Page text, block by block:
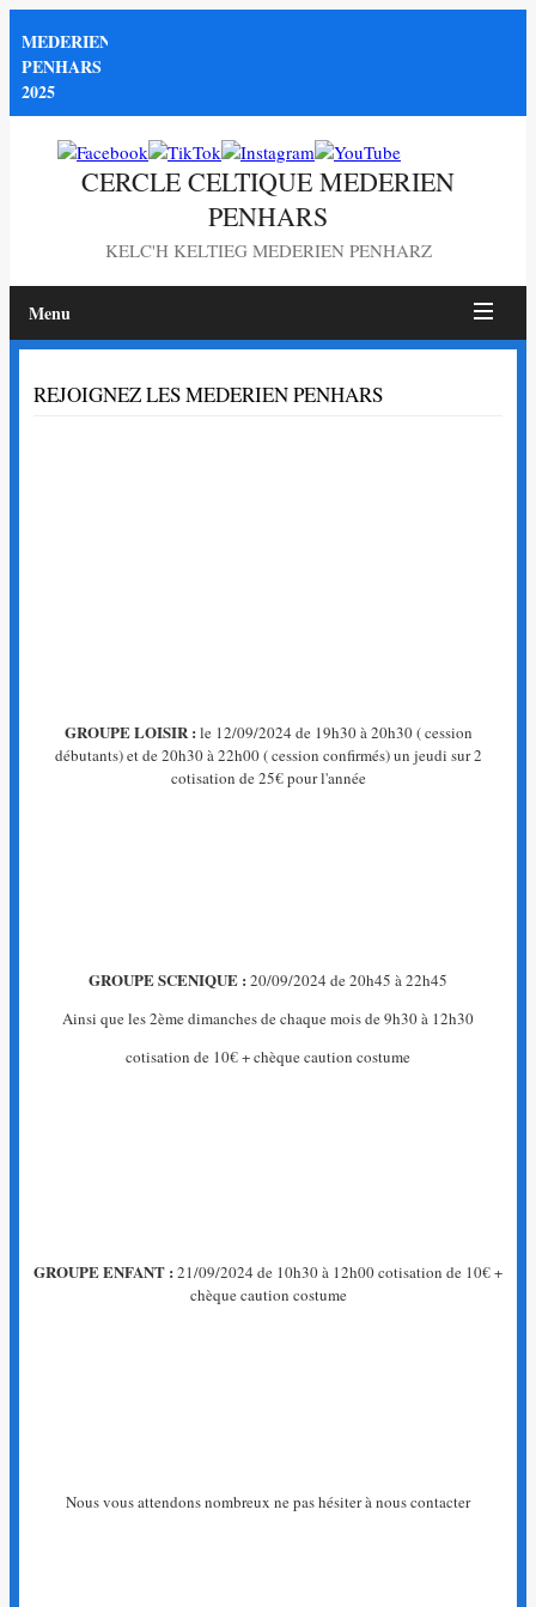
MEDERIEN
PENHARS
2025
CERCLE CELTIQUE MEDERIEN
PENHARS
KELC'H KELTIEG MEDERIEN PENHARZ
Menu
REJOIGNEZ LES MEDERIEN PENHARS
GROUPE LOISIR : le 12/09/2024 de 19h30 à 20h30 ( cession
débutants) et de 20h30 à 22h00 ( cession confirmés) un jeudi sur 2
cotisation de 25€ pour l'année
GROUPE SCENIQUE : 20/09/2024 de 20h45 à 22h45
Ainsi que les 2ème dimanches de chaque mois de 9h30 à 12h30
cotisation de 10€ + chèque caution costume
GROUPE ENFANT : 21/09/2024 de 10h30 à 12h00 cotisation de 10€ +
chèque caution costume
Nous vous attendons nombreux ne pas hésiter à nous contacter
Page